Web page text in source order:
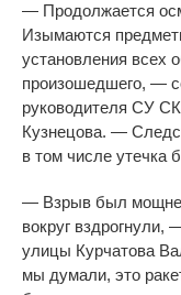
— Продолжается
Изымаются
установления всех
произошедшего, —
руководителя СУ СК
Кузнецова. —
в том числе утечка
— Взрыв был
вокруг вздрогнули,
улицы Курчатова
мы думали, это